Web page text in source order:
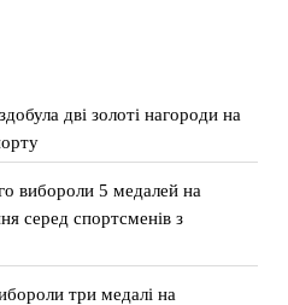
дві золоті нагороди на
вибороли 5 медалей на
серед спортсменів з
три медалі на